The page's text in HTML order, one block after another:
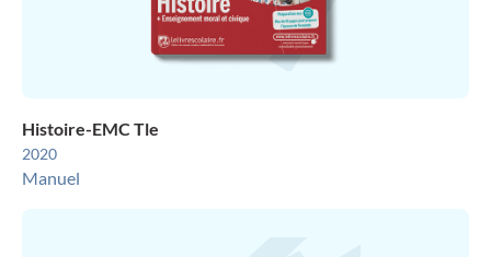
Histoire-EMC Tle
2020
Manuel